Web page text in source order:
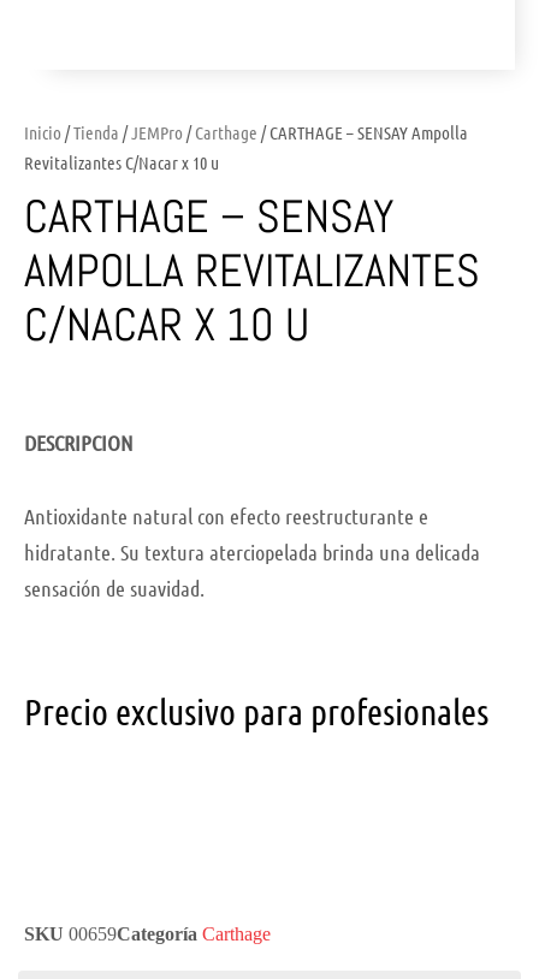
Inicio /Tienda /JEMPro /Carthage / CARTHAGE – SENSAY Ampolla
Revitalizantes C/Nacar x 10 u
CARTHAGE – SENSAY
AMPOLLA REVITALIZANTES
C/NACAR X 10 U
DESCRIPCION
Antioxidante natural con efecto reestructurante e
hidratante. Su textura aterciopelada brinda una delicada
sensación de suavidad.
Precio exclusivo para profesionales
SKU 00659Categoría Carthage